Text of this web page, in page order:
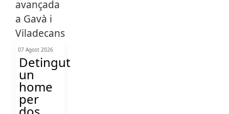
07 Agost 2026
Detingut
un
home
per